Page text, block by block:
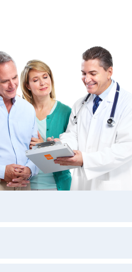
выполнения